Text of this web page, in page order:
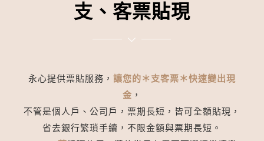
支、客票貼現
永心提供票貼服務， 讓您的＊支客票＊快速變出現
金 ，
不管是個人戶、公司戶，票期長短，皆可全額貼現，
省去銀行繁瑣手續，不限金額與票期長短。